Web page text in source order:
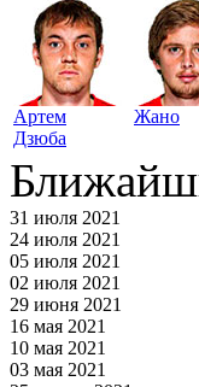
Артем
Дзюба
Жано
31 июля 2021
24 июля 2021
05 июля 2021
02 июля 2021
29 июня 2021
16 мая 2021
10 мая 2021
03 мая 2021